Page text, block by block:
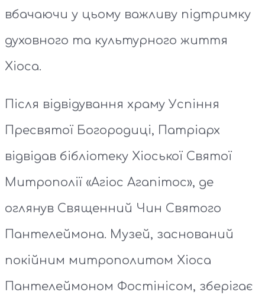
вбачаючи у цьому важливу підтримку
духовного та культурного життя
Хіоса.
Після відвідування храму Успіння
Пресвятої Богородиці, Патріарх
відвідав бібліотеку Хіоської Святої
Митрополії «Агіос Агапітос», де
оглянув Священний Чин Святого
Пантелеймона. Музей, заснований
покійним митрополитом Хіоса
Пантелеймоном Фостінісом, зберігає